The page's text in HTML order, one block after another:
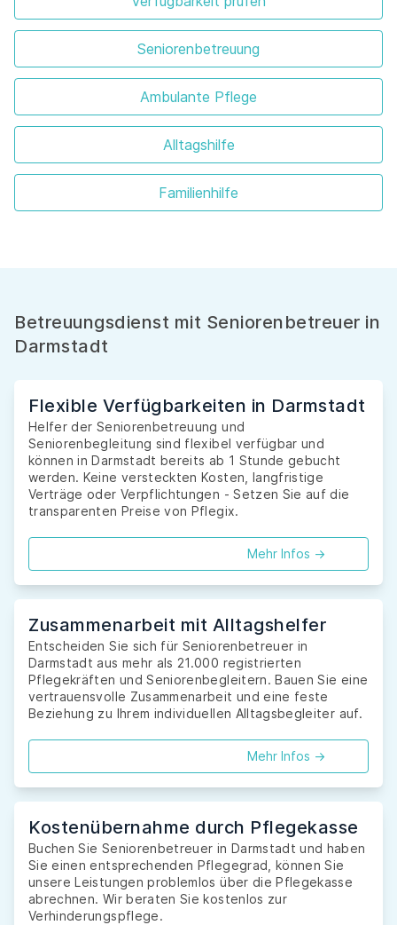
Seniorenbetreuung
Ambulante Pflege
Alltagshilfe
Familienhilfe
Betreuungsdienst mit Seniorenbetreuer in
Darmstadt
Flexible Verfügbarkeiten in Darmstadt
Helfer der Seniorenbetreuung und
Seniorenbegleitung sind flexibel verfügbar und
können in Darmstadt bereits ab 1 Stunde gebucht
werden. Keine versteckten Kosten, langfristige
Verträge oder Verpflichtungen - Setzen Sie auf die
transparenten Preise von Pflegix.
Mehr Infos ->
Zusammenarbeit mit Alltagshelfer
Entscheiden Sie sich für Seniorenbetreuer in
Darmstadt aus mehr als 21.000 registrierten
Pflegekräften und Seniorenbegleitern. Bauen Sie eine
vertrauensvolle Zusammenarbeit und eine feste
Beziehung zu Ihrem individuellen Alltagsbegleiter auf.
Mehr Infos ->
Kostenübernahme durch Pflegekasse
Buchen Sie Seniorenbetreuer in Darmstadt und haben
Sie einen entsprechenden Pflegegrad, können Sie
unsere Leistungen problemlos über die Pflegekasse
abrechnen. Wir beraten Sie kostenlos zur
Verhinderungspflege.